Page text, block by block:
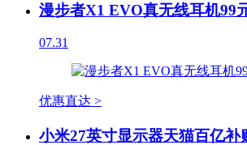
漫步者X1 EVO真无线耳机99
07.31
优惠直达 >
小米27英寸显示器天猫百亿补